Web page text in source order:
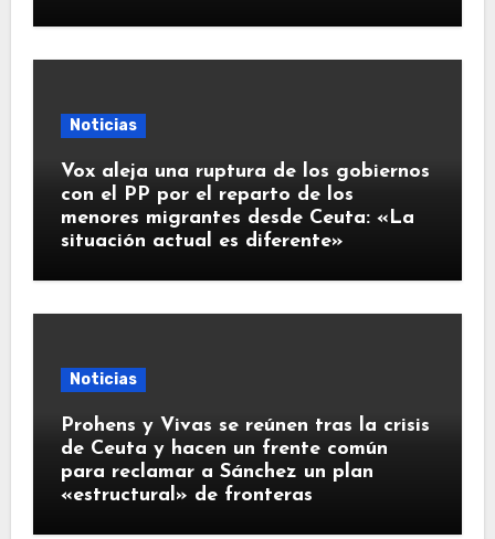
Noticias
Vox aleja una ruptura de los gobiernos
con el PP por el reparto de los
menores migrantes desde Ceuta: «La
situación actual es diferente»
Noticias
Prohens y Vivas se reúnen tras la crisis
de Ceuta y hacen un frente común
para reclamar a Sánchez un plan
«estructural» de fronteras